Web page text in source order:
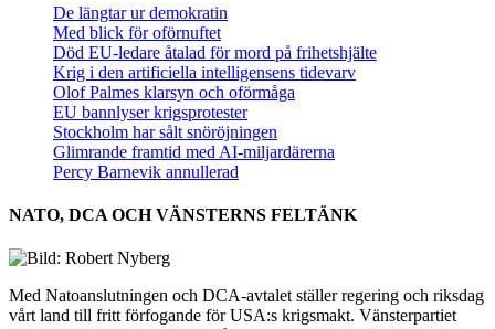
De längtar ur demokratin
Med blick för oförnuftet
Död EU-ledare åtalad för mord på frihetshjälte
Krig i den artificiella intelligensens tidevarv
Olof Palmes klarsyn och oförmåga
EU bannlyser krigsprotester
Stockholm har sålt snöröjningen
Glimrande framtid med AI-miljardärerna
Percy Barnevik annullerad
NATO, DCA OCH VÄNSTERNS FELTÄNK
Med Natoanslutningen och DCA-avtalet ställer regering och riksdag
vårt land till fritt förfogande för USA:s krigsmakt. Vänsterpartiet